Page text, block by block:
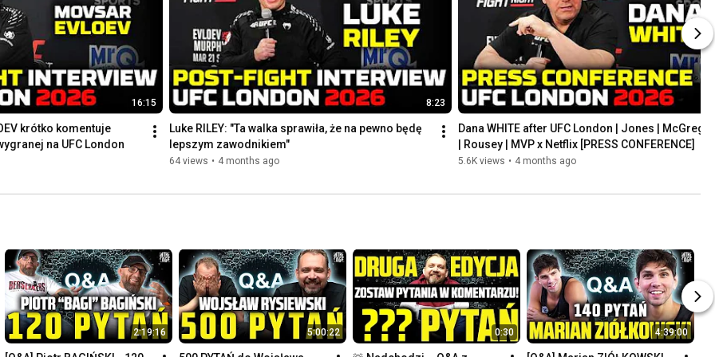
16:15
krótko komentuje
na UFC London
8:23
Luke RILEY: "Ta walka sprawiła, że na pewno będę
lepszym zawodnikiem"
64 views • 4 months ago
Dana WHITE after UFC London | Jones |
| Rousey | MVP x Netflix [PRESS CONFERENCE]
5.6K views • 4 months ago
2:19:16 5:00:22 0:30 4:39:00